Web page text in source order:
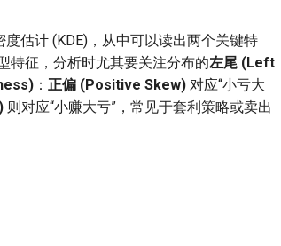
估计 (KDE)，从中可以读出两个关键特
特征，分析时尤其要关注分布的左尾 (Left
： 正偏 (Positive Skew) 对应“小亏大
则对应“小赚大亏”，常见于套利策略或卖出